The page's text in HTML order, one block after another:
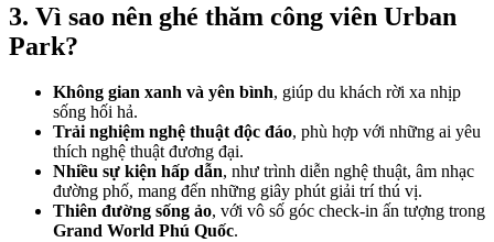
3. Vì sao nên ghé thăm công viên Urban
Park?
Không gian xanh và yên bình, giúp du khách rời xa nhịp
sống hối hả.
Trải nghiệm nghệ thuật độc đáo, phù hợp với những ai yêu
thích nghệ thuật đương đại.
Nhiều sự kiện hấp dẫn, như trình diễn nghệ thuật, âm nhạc
đường phố, mang đến những giây phút giải trí thú vị.
Thiên đường sống ảo
Grand World Phú Quốc.